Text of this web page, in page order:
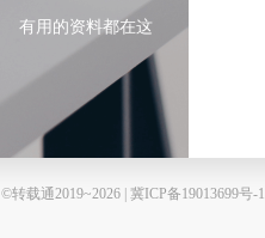
有用的资料都在这
©转载通2019~2026 | 冀ICP备19013699号-1